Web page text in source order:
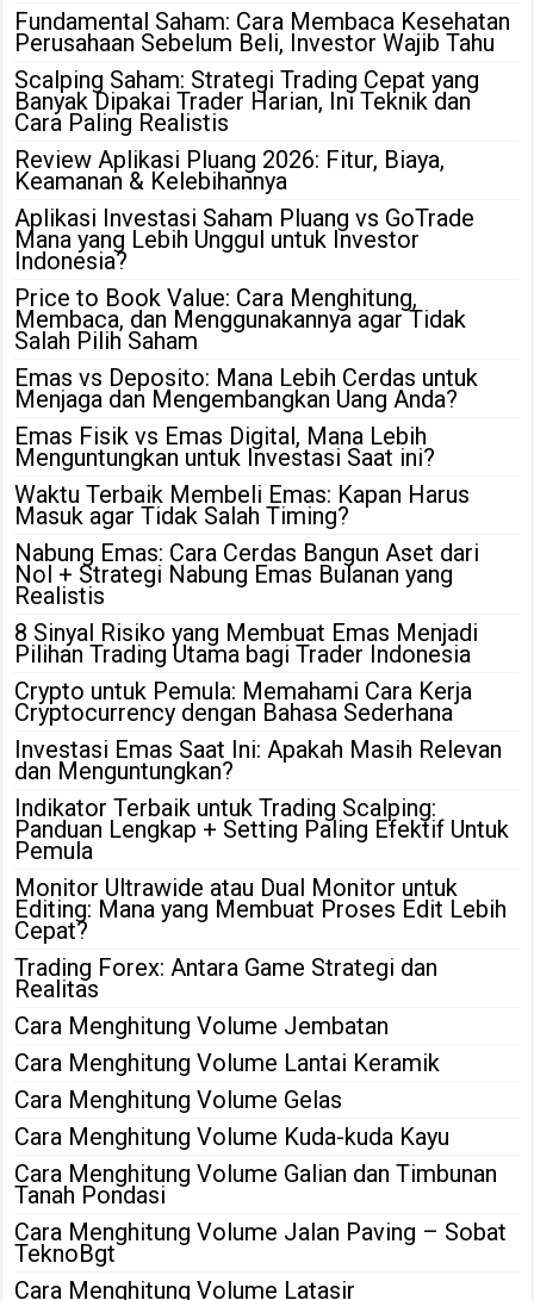
Fundamental Saham: Cara Membaca Kesehatan
Perusahaan Sebelum Beli, Investor Wajib Tahu
Scalping Saham: Strategi Trading Cepat yang
Banyak Dipakai Trader Harian, Ini Teknik dan
Cara Paling Realistis
Review Aplikasi Pluang 2026: Fitur, Biaya,
Keamanan & Kelebihannya
Aplikasi Investasi Saham Pluang vs GoTrade
Mana yang Lebih Unggul untuk Investor
Indonesia?
Price to Book Value: Cara Menghitung,
Membaca, dan Menggunakannya agar Tidak
Salah Pilih Saham
Emas vs Deposito: Mana Lebih Cerdas untuk
Menjaga dan Mengembangkan Uang Anda?
Emas Fisik vs Emas Digital, Mana Lebih
Menguntungkan untuk Investasi Saat ini?
Waktu Terbaik Membeli Emas: Kapan Harus
Masuk agar Tidak Salah Timing?
Nabung Emas: Cara Cerdas Bangun Aset dari
Nol + Strategi Nabung Emas Bulanan yang
Realistis
8 Sinyal Risiko yang Membuat Emas Menjadi
Pilihan Trading Utama bagi Trader Indonesia
Crypto untuk Pemula: Memahami Cara Kerja
Cryptocurrency dengan Bahasa Sederhana
Investasi Emas Saat Ini: Apakah Masih Relevan
dan Menguntungkan?
Indikator Terbaik untuk Trading Scalping:
Panduan Lengkap + Setting Paling Efektif Untuk
Pemula
Monitor Ultrawide atau Dual Monitor untuk
Editing: Mana yang Membuat Proses Edit Lebih
Cepat?
Trading Forex: Antara Game Strategi dan
Realitas
Cara Menghitung Volume Jembatan
Cara Menghitung Volume Lantai Keramik
Cara Menghitung Volume Gelas
Cara Menghitung Volume Kuda-kuda Kayu
Cara Menghitung Volume Galian dan Timbunan
Tanah Pondasi
Cara Menghitung Volume Jalan Paving – Sobat
TeknoBgt
Cara Menghitung Volume Latasir